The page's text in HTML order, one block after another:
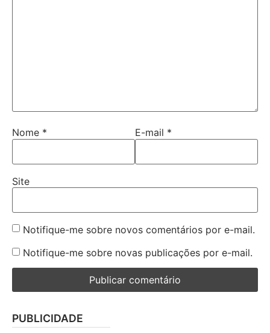
Nome * E-mail *
Site
Notifique-me sobre novos comentários por e-mail.
Notifique-me sobre novas publicações por e-mail.
PUBLICIDADE